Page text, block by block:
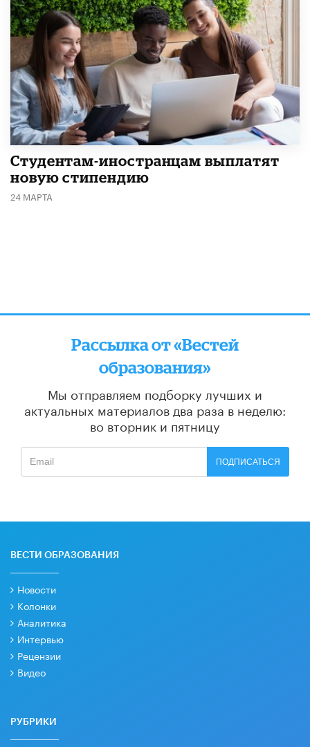
Студентам-иностранцам выплатят
новую стипендию
24 МАРТА
Рассылка от «Вестей
образования»
Мы отправляем подборку лучших и
актуальных материалов два раза в неделю:
во вторник и пятницу
ПОДПИСАТЬСЯ
ВЕСТИ ОБРАЗОВАНИЯ
Новости
Колонки
Аналитика
Интервью
Рецензии
Видео
РУБРИКИ